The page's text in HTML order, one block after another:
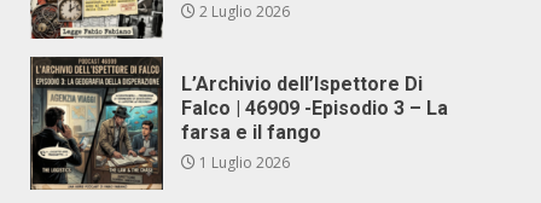
2 Luglio 2026
L’Archivio dell’Ispettore Di
Falco | 46909 -Episodio 3 – La
farsa e il fango
1 Luglio 2026